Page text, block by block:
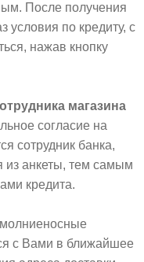
После получения
условия по кредиту, с
нажав кнопку
магазина
согласие на
сотрудник банка,
из анкеты, тем самым
кредита.
с Вами в ближайшее